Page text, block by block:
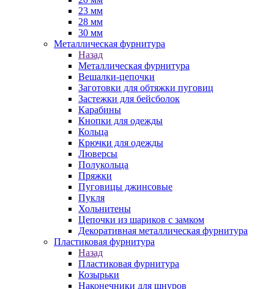
23 мм
28 мм
30 мм
Металлическая фурнитура
Назад
Металлическая фурнитура
Вешалки-цепочки
Заготовки для обтяжки пуговиц
Застежки для бейсболок
Карабины
Кнопки для одежды
Кольца
Крючки для одежды
Люверсы
Полукольца
Пряжки
Пуговицы джинсовые
Пукля
Хольнитены
Цепочки из шариков с замком
Декоративная металлическая фурнитура
Пластиковая фурнитура
Назад
Пластиковая фурнитура
Козырьки
Наконечники для шнуров